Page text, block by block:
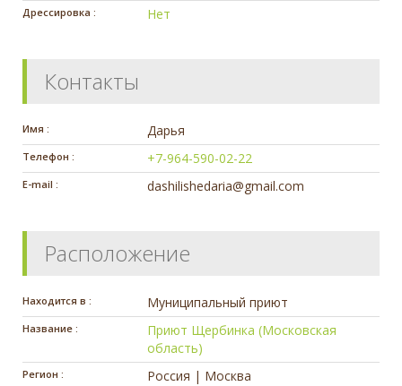
Дрессировка : Нет
Контакты
Имя : Дарья
Телефон : +7-964-590-02-22
E-mail : dashilishedaria@gmail.com
Расположение
Находится в : Муниципальный приют
Название :
Приют Щербинка (Московская
область)
Регион : Россия | Москва